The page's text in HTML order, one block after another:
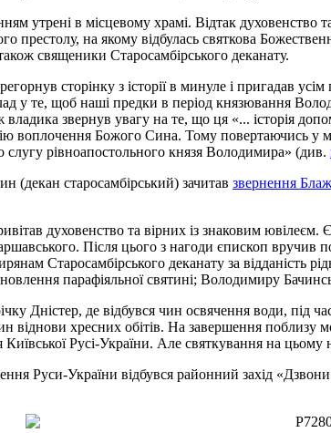
утрені в місцевому храмі. Відтак
престолу, на якому відбулась святкова
священики Старосамбірського деканату.
сторінку з історії в минуле і пригадав
у те, щоб наші предки в період князювання
владика звернув увагу на те, що ця «... історія
воплочення Божого Сина. Тому повертаючись
слугу рівноапостольного князя Володимира» (див.
(декан старосамбірський) зачитав звернення
духовенство та вірних із знаковим
Після цього з нагоди єпископ вручив
Старосамбірського деканату за відданість
парафіяльної святині; Володимиру
Дністер, де відбувся чин освячення води, під
віднови хресних обітів. На завершення поблизу
Русі-України. Але святкування на
Руси-України відбувся районний захід